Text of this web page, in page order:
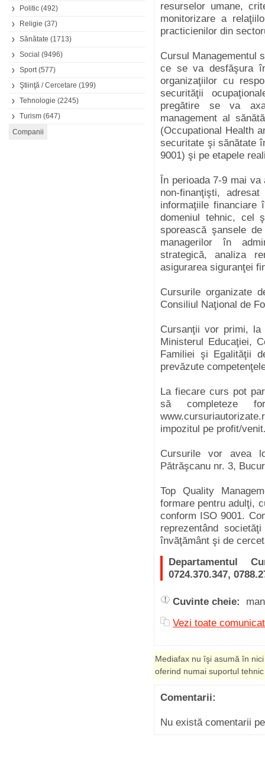
Politic (492)
Religie (37)
Sănătate (1713)
Social (9496)
Sport(577)
Ştiinţă / Cercetare (199)
Tehnologie (2245)
Turism (647)
resurselor umane,
monitorizare a
practicienilor din
Cursul Managementul
ce se va desfăşura
organizaţiilor cu
securităţii
pregătire se va
management al
(Occupational Health
securitate şi sănătate
9001) şi pe etapele
În perioada 7-9 mai
non-finanţişti,
informaţiile financiare
domeniul tehnic, cel
sporească şansele
managerilor în
strategică, analiza
asigurarea siguranţei
Cursurile organizate
Consiliul Naţional de
Cursanţii vor primi,
Ministerul Educaţiei,
Familiei şi Egalităţii
prevăzute
La fiecare curs pot
să completeze
impozitul pe profit/
Cursurile vor avea
Pătrăşcanu nr. 3,
Top Quality
formare pentru adulţi,
conform ISO 9001.
reprezentând
învăţământ şi de
Departamentul
0724.370.347,
Cuvinte cheie:
Vezi toate
Mediafax nu îşi asumă în
oferind numai suportul
Comentarii:
Nu există comentarii